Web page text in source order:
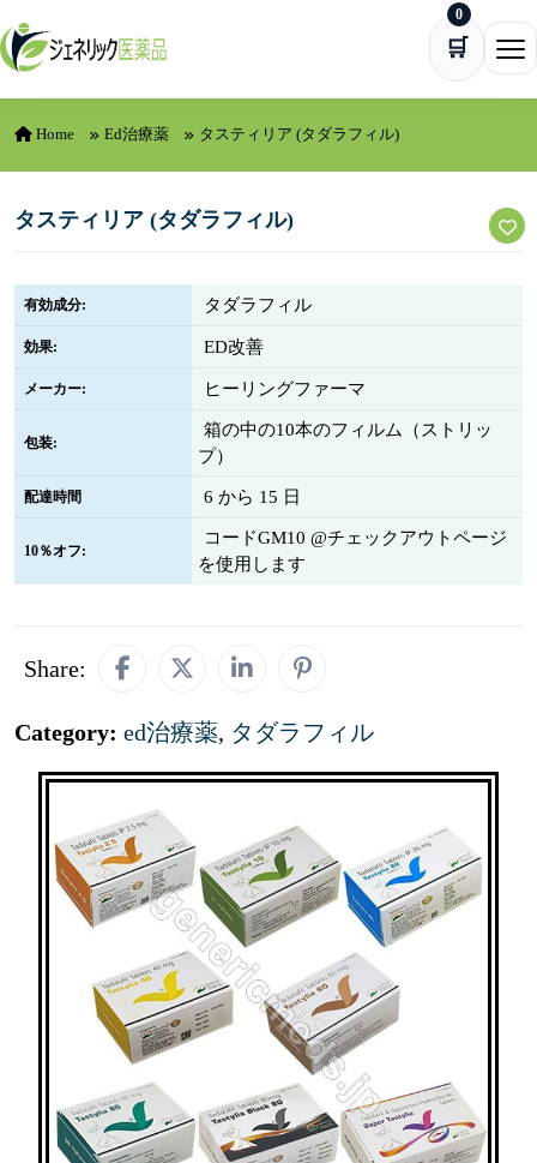
Skip to content
🛒
0
Home Ed治療薬 タスティリア (タダラフィル)
タスティリア (タダラフィル)
有効成分: タダラフィル
効果: ED改善
メーカー: ヒーリングファーマ
包装:
箱の中の10本のフィルム（ストリッ
プ）
配達時間 6 から 15 日
10％オフ:
コードGM10 @チェックアウトページ
を使用します
Share:
Category: ed治療薬, タダラフィル